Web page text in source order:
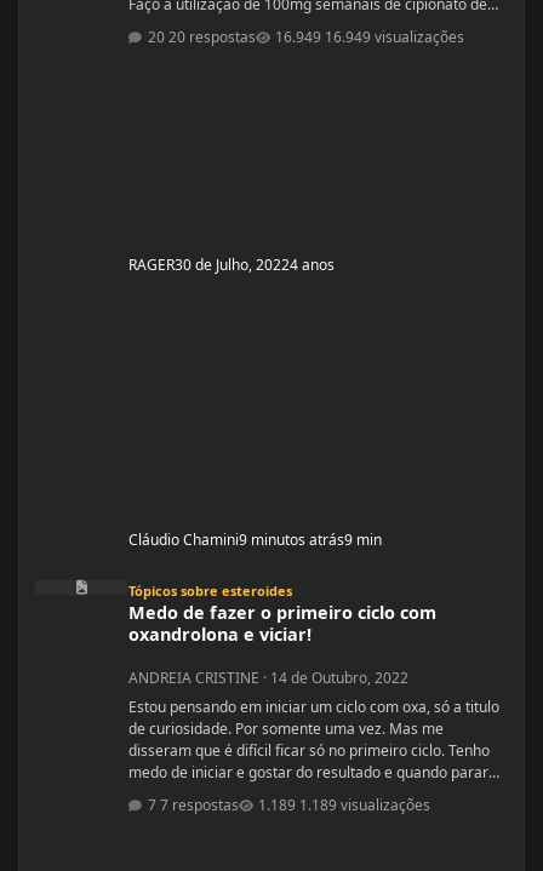
Faço a utilização de 100mg semanais de cipionato de
testosterona a 1 ano (TRT legítima) em decorrência de
hipofunção testiscular diagnosticada e que já foi
20 respostas 16.949 visualizações
RAGER30 de Julho, 20224 anos
Cláudio Chamini9 minutos atrás9 min
Medo de fazer o primeiro ciclo com oxandrolona e viciar!
Tópicos sobre esteroides
Medo de fazer o primeiro ciclo com
oxandrolona e viciar!
ANDREIA CRISTINE · 14 de Outubro, 2022
Estou pensando em iniciar um ciclo com oxa, só a titulo
de curiosidade. Por somente uma vez. Mas me
disseram que é difícil ficar só no primeiro ciclo. Tenho
medo de iniciar e gostar do resultado e quando parar
ficar com auto estima baixo. Mas a vontade está bem
maior...kkkkk
7 respostas 1.189 visualizações